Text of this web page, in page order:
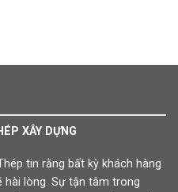
XÂY DỰNG
tin rằng bất kỳ khách hàng
hài lòng. Sự tận tâm trong